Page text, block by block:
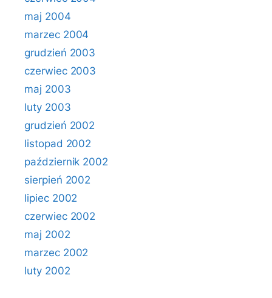
maj 2004
marzec 2004
grudzień 2003
czerwiec 2003
maj 2003
luty 2003
grudzień 2002
listopad 2002
październik 2002
sierpień 2002
lipiec 2002
czerwiec 2002
maj 2002
marzec 2002
luty 2002